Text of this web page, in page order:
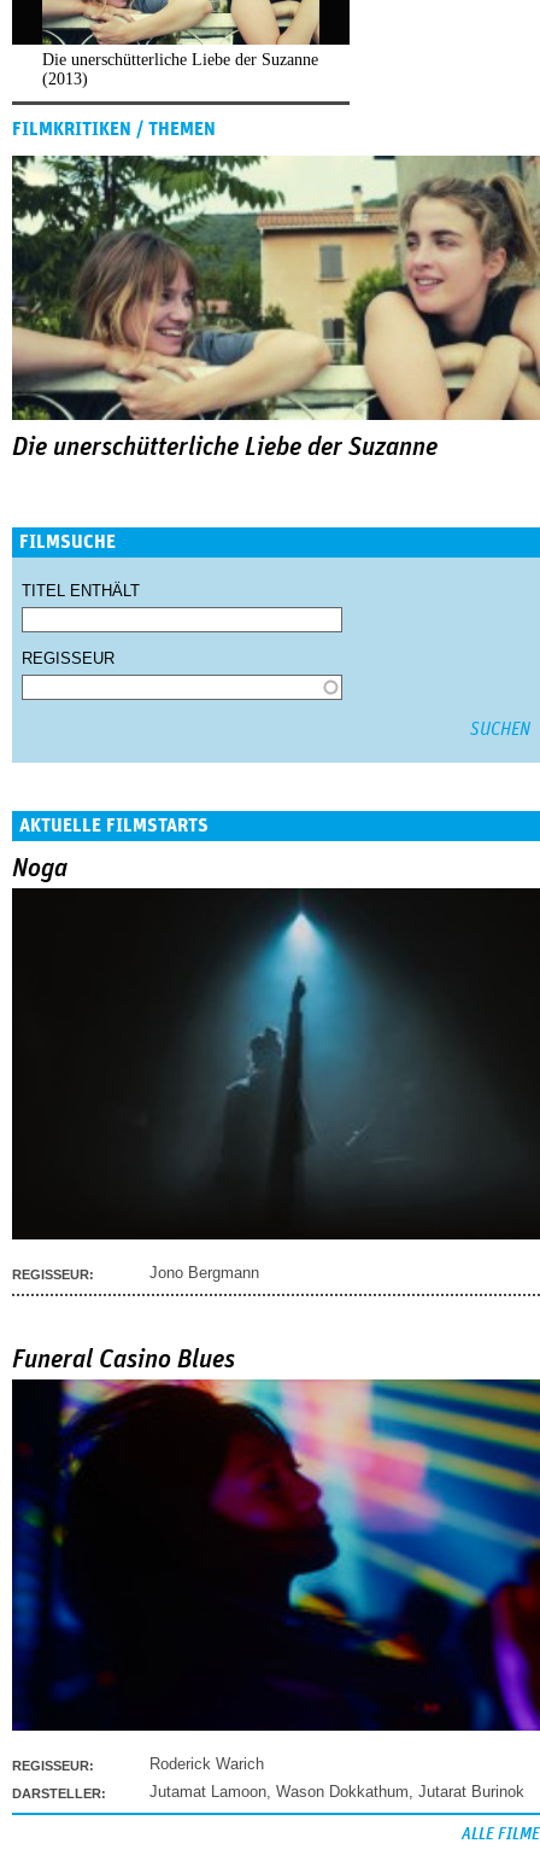
Die unerschütterliche Liebe der Suzanne
(2013)
FILMKRITIKEN / THEMEN
Die unerschütterliche Liebe der Suzanne
FILMSUCHE
TITEL ENTHÄLT
REGISSEUR
AKTUELLE FILMSTARTS
Noga
REGISSEUR: Jono Bergmann
Funeral Casino Blues
REGISSEUR: Roderick Warich
DARSTELLER: Jutamat Lamoon, Wason Dokkathum, Jutarat Burinok
ALLE FILME